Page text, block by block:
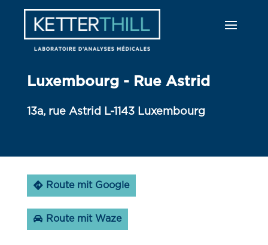
Luxembourg - Rue Astrid
13a, rue Astrid L-1143 Luxembourg
Route mit Google
Route mit Waze